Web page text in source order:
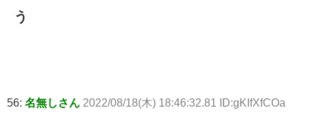
う
56: 名無しさん 2022/08/18(木) 18:46:32.81 ID:gKIfXfCOa